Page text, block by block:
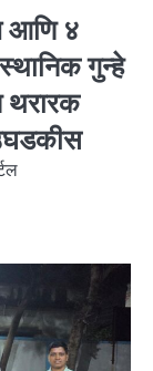
आणि ४
गुन्हे
थरारक